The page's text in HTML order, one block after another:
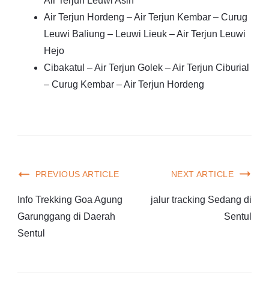
Air Terjun Hordeng – Air Terjun Kembar – Curug
Leuwi Baliung – Leuwi Lieuk – Air Terjun Leuwi
Hejo
Cibakatul – Air Terjun Golek – Air Terjun Ciburial
– Curug Kembar – Air Terjun Hordeng
PREVIOUS ARTICLE
Info Trekking Goa Agung
Garunggang di Daerah
Sentul
NEXT ARTICLE
jalur tracking Sedang di
Sentul